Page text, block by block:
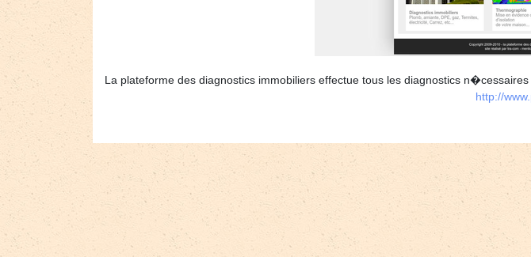
La plateforme des diagnostics immobiliers effectue tous les diagnostics
http://